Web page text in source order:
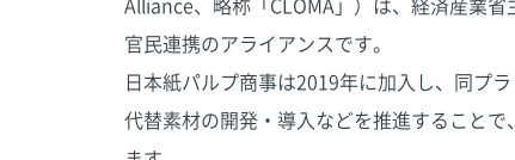
Alliance、略称「CLOMA」）は、経済産業
官民連携のアライアンスです。
日本紙パルプ商事は2019年に加入し、同プ
代替素材の開発・導入などを推進すること